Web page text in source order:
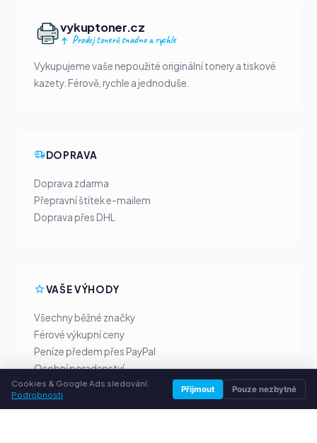
vykuptoner.cz
Prodej tonerů snadno a rychle
Vykupujeme vaše nepoužité originální tonery a tiskové
kazety. Férově, rychle a jednoduše.
DOPRAVA
Doprava zdarma
Přepravní štítek e-mailem
Doprava přes DHL
VAŠE VÝHODY
Všechny běžné značky
Férové výkupní ceny
Peníze předem přes PayPal
Osobní poradenství
Cookies & Google Ads sledování.
Podrobnosti
Přijmout Pouze nezbytné